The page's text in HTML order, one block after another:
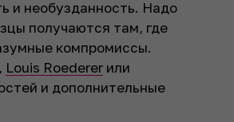
и необузданность. Надо
получаются там, где
компромиссы.
Louis Roederer или
и дополнительные